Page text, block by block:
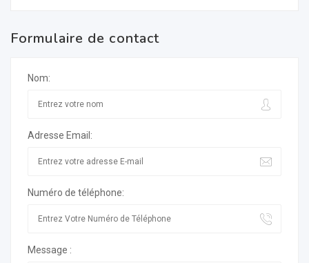
Formulaire de contact
Nom:
Adresse Email:
Numéro de téléphone:
Message :